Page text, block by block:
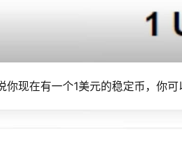
现在有一个1美元的稳定币，你可